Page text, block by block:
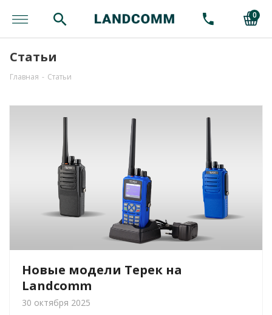
0
Статьи
Главная - Статьи
Новые модели Терек на
Landcomm
30 октября 2025